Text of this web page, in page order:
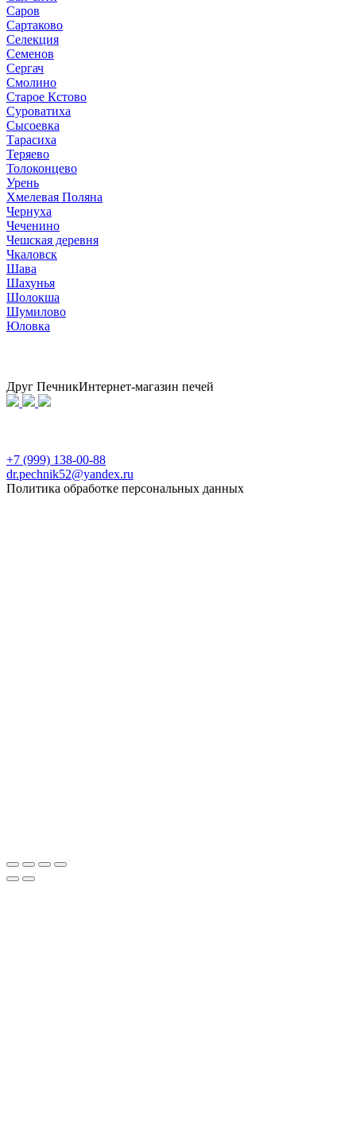
Саров
Сартаково
Селекция
Семенов
Сергач
Смолино
Старое Кстово
Суроватиха
Сысоевка
Тарасиха
Теряево
Толоконцево
Урень
Хмелевая Поляна
Чернуха
Чеченино
Чешская деревня
Чкаловск
Шава
Шахунья
Шолокша
Шумилово
Юловка
Друг ПечникИнтернет-магазин печей
+7 (999) 138-00-88
dr.pechnik52@yandex.ru
Политика обработке персональных данных